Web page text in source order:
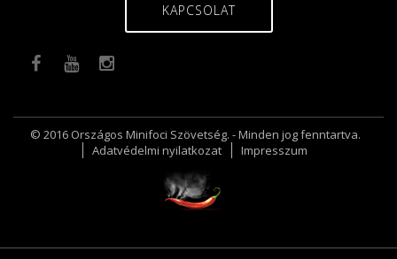
KAPCSOLAT
© 2016 Országos Minifoci Szövetség. - Minden jog fenntartva.
Adatvédelmi nyilatkozat
Impresszum